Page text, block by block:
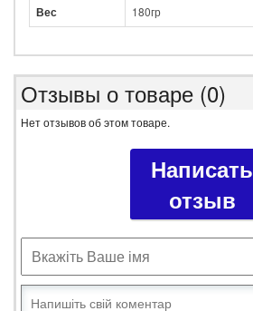
Вес 180гр
Отзывы о товаре (0)
Нет отзывов об этом товаре.
Написать
отзыв